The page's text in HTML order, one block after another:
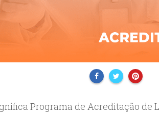
Programa de Acreditação de